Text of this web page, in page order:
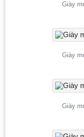
Giày
Giày
Giày